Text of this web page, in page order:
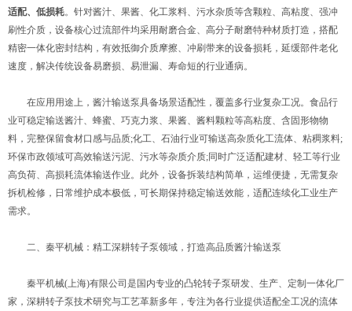
适配、低损耗。针对酱汁、果酱、化工浆料、污水杂质等含颗粒、高粘度、强冲
刷性介质，设备核心过流部件均采用耐磨合金、高分子耐磨特种材质打造，搭配
精密一体化密封结构，有效抵御介质摩擦、冲刷带来的设备损耗，延缓部件老化
速度，解决传统设备易磨损、易泄漏、寿命短的行业通病。
在应用用途上，酱汁输送泵具备场景适配性，覆盖多行业复杂工况。食品行
业可稳定输送酱汁、蜂蜜、巧克力浆、果酱、酱料颗粒等高粘度、含固形物物
料，完整保留食材口感与品质;化工、石油行业可输送高杂质化工流体、粘稠浆料;
环保市政领域可高效输送污泥、污水等杂质介质;同时广泛适配建材、轻工等行业
高负荷、高损耗流体输送作业。此外，设备拆装结构简单，运维便捷，无需复杂
拆机检修，日常维护成本极低，可长期保持稳定输送效能，适配连续化工业生产
需求。
二、秦平机械：精工深耕转子泵领域，打造高品质酱汁输送泵
秦平机械(上海)有限公司是国内专业的凸轮转子泵研发、生产、定制一体化厂
家，深耕转子泵技术研究与工艺革新多年，专注为各行业提供适配全工况的流体